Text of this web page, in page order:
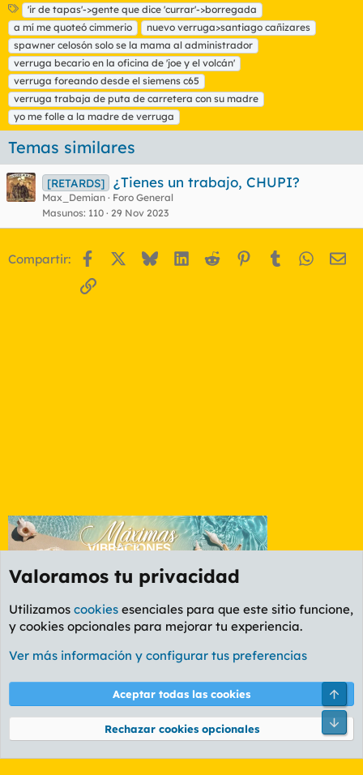
E
t
i
q
u
e
t
a
s
'ir de tapas'->gente que dice 'currar'->borregada
a mí me quoteó cimmerio
nuevo verruga>santiago cañizares
spawner celosón solo se la mama al administrador
verruga becario en la oficina de 'joe y el volcán'
verruga foreando desde el siemens c65
verruga trabaja de puta de carretera con su madre
yo me folle a la madre de verruga
Temas similares
[RETARDS] ¿Tienes un trabajo, CHUPI?
Max_Demian
Foro General
Masunos 110 29 Nov 2023
Compartir: Facebook BlueskyLinkedIn
Reddit Pinterest
Tumblr
Enlace
Foro General
Cookies
PL OLDSTYLE AMARILLO
Términos y reglas Política de privacidad Ayuda
Community platform by XenForo® © 2010-2026 XenForo Ltd.
Valoramos tu privacidad
Utilizamos cookies esenciales para que este sitio funcione,
y cookies opcionales para mejorar tu experiencia.
Ver más información y configurar tus preferencias
Aceptar todas las cookies
Rechazar cookies opcionales
Pie